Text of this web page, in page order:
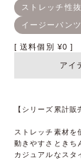
送料個別 ¥0
アイ
【シリーズ累計販
ストレッチ素材を
動きやすさときち
カジュアルなスタ